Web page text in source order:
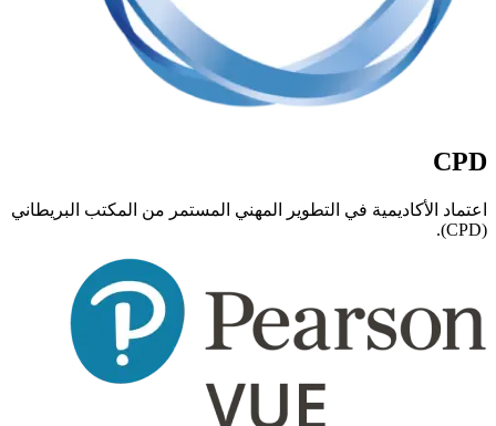
CPD
اعتماد الأكاديمية في التطوير المهني المستمر من المكتب البريطاني
(CPD).